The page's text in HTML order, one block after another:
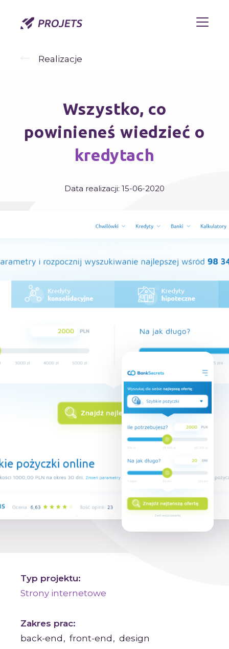
Realizacje
Wszystko, co
powinieneś wiedzieć o
kredytach
Data realizacji: 15-06-2020
Typ projektu:
Strony internetowe
Zakres prac:
back-end front-end design